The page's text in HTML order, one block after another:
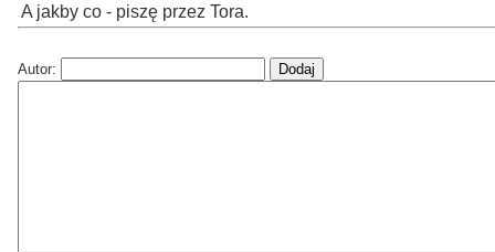
A jakby co - piszę przez Tora.
Autor: